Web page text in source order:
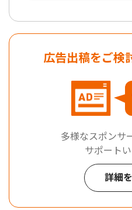
広告出稿をご検
多様なスポンサ
サポートい
詳細